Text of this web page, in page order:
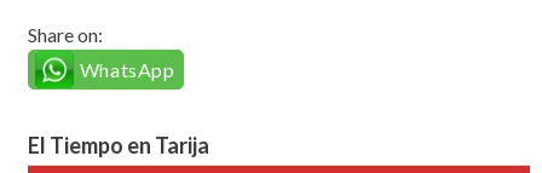
Share on:
WhatsApp
El Tiempo en Tarija